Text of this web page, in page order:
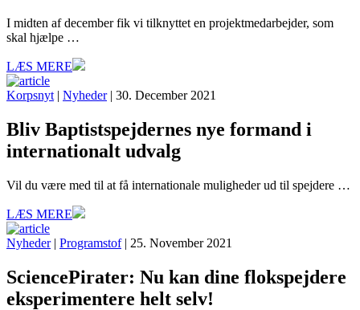
I midten af december fik vi tilknyttet en projektmedarbejder, som
skal hjælpe …
LÆS MERE
Korpsnyt | Nyheder| 30. December 2021
Bliv Baptistspejdernes nye formand i
internationalt udvalg
Vil du være med til at få internationale muligheder ud til spejdere …
LÆS MERE
Nyheder| Programstof| 25. November 2021
SciencePirater: Nu kan dine flokspejdere
eksperimentere helt selv!